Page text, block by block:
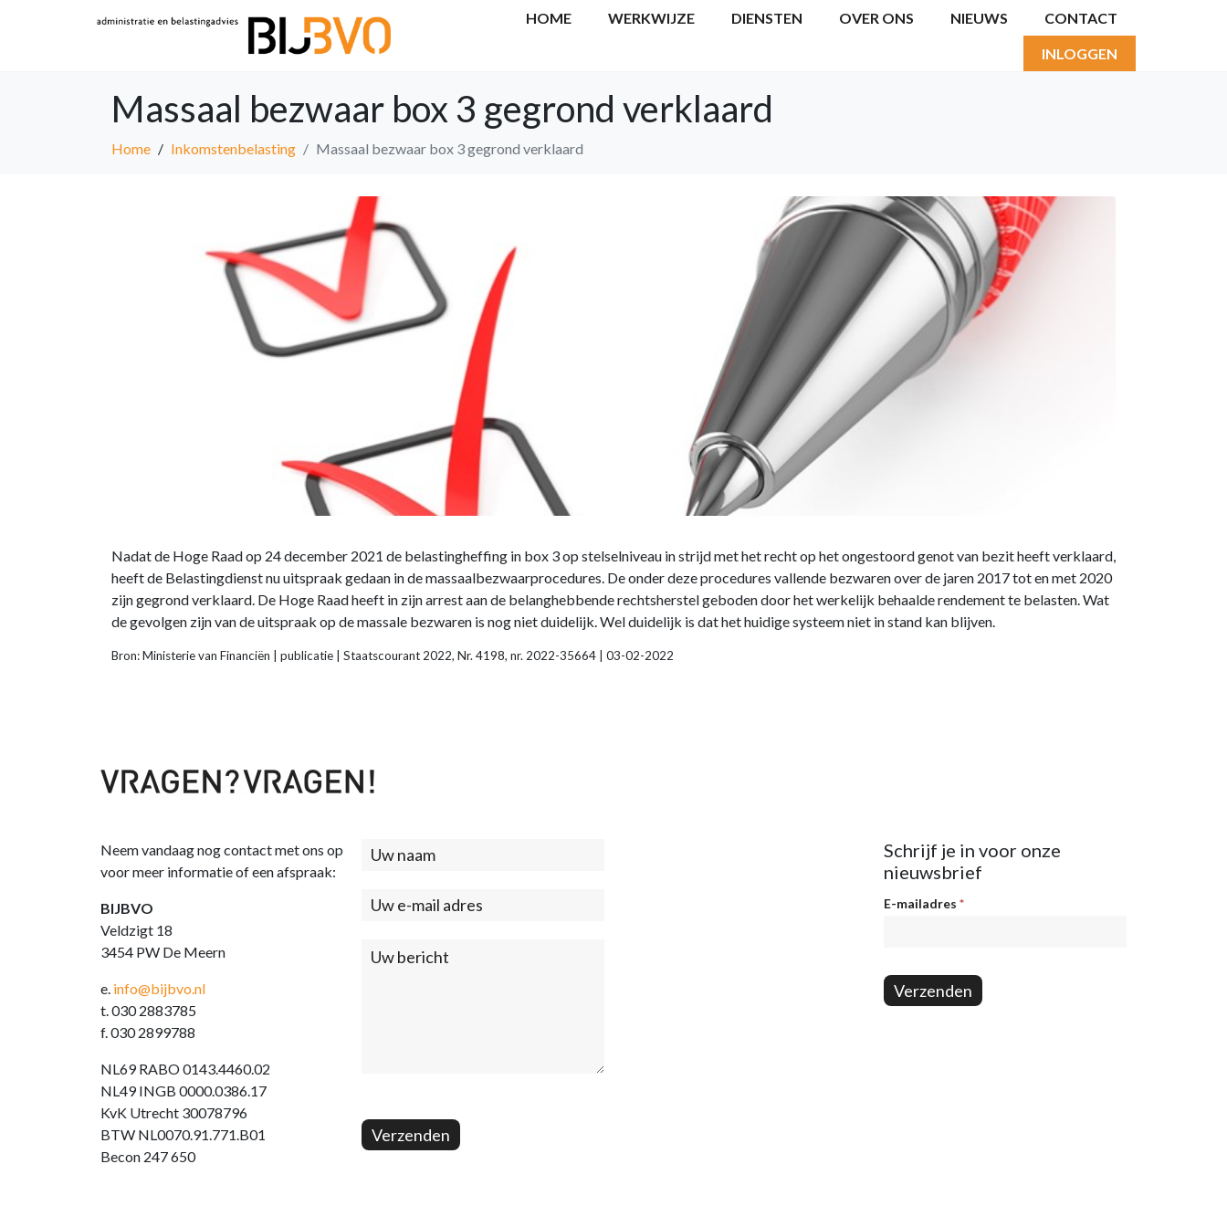
HOME WERKWIJZE DIENSTEN OVER ONS NIEUWS CONTACT
INLOGGEN
Massaal bezwaar box 3 gegrond verklaard
Home Inkomstenbelasting Massaal bezwaar box 3 gegrond verklaard
Nadat de Hoge Raad op 24 december 2021 de belastingheffing in box 3 op stelselniveau in strijd met het recht op het ongestoord genot van bezit heeft verklaard,
heeft de Belastingdienst nu uitspraak gedaan in de massaalbezwaarprocedures. De onder deze procedures vallende bezwaren over de jaren 2017 tot en met 2020
zijn gegrond verklaard. De Hoge Raad heeft in zijn arrest aan de belanghebbende rechtsherstel geboden door het werkelijk behaalde rendement te belasten. Wat
de gevolgen zijn van de uitspraak op de massale bezwaren is nog niet duidelijk. Wel duidelijk is dat het huidige systeem niet in stand kan blijven.
Bron: Ministerie van Financiën | publicatie | Staatscourant 2022, Nr. 4198, nr. 2022-35664 | 03-02-2022
Neem vandaag nog contact met ons op
voor meer informatie of een afspraak:
BIJBVO
Veldzigt 18
3454 PW De Meern
e. info@bijbvo.nl
t. 030 2883785
f. 030 2899788
NL69 RABO 0143.4460.02
NL49 INGB 0000.0386.17
KvK Utrecht 30078796
BTW NL0070.91.771.B01
Becon 247 650
Contact
Verzenden
Schrijf je in voor onze
nieuwsbrief
Nieuwsbrief
E-mailadres *
Verzenden